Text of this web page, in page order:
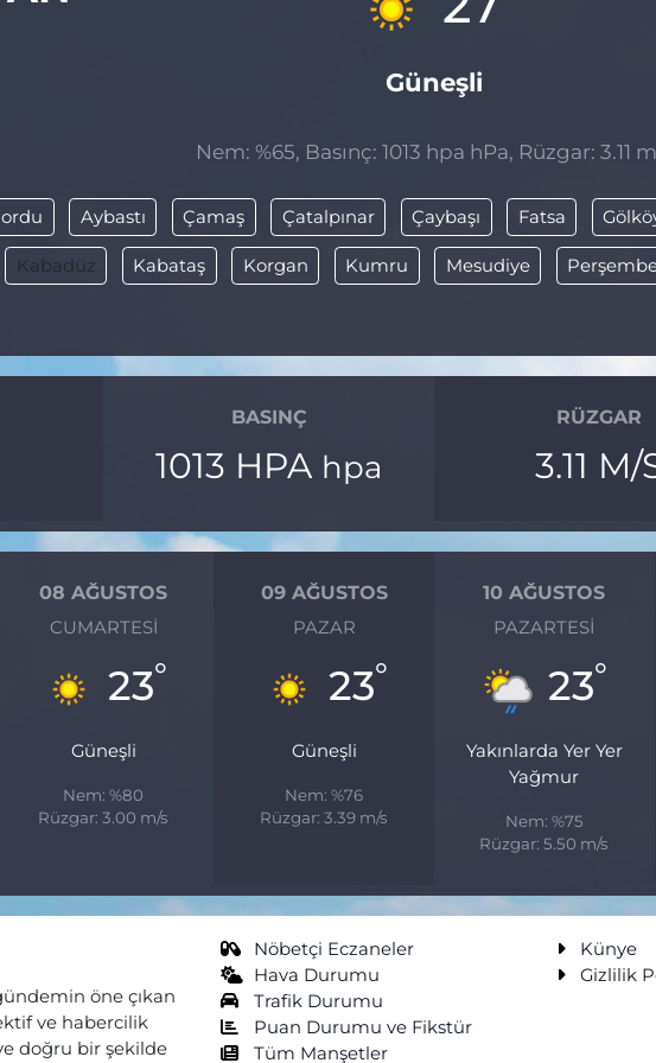
Güneşli
Nem: %65, Basınç: 1013 hpa hPa, Rüzgar: 3.11
Aybastı Çamaş Çatalpınar Çaybaşı Fatsa
Kabadüz Kabataş Korgan Kumru Mesudiye
BASINÇ
1013 HPA hpa
RÜZGAR
3.11 M/
08 AĞUSTOS
CUMARTESI
23°
Güneşli
Nem: %80
Rüzgar: 3.00 m/s
09 AĞUSTOS
PAZAR
23°
Güneşli
Nem: %76
Rüzgar: 3.39 m/s
10 AĞUSTOS
PAZARTESI
23°
Yakınlarda Yer Yer
Yağmur
Nem: %75
Rüzgar: 5.50 m/s
öne çıkan
ve habercilik
ve doğru bir şekilde
Nöbetçi Eczaneler
Hava Durumu
Trafik Durumu
Puan Durumu ve Fikstür
Tüm Manşetler
Künye
Gizlilik